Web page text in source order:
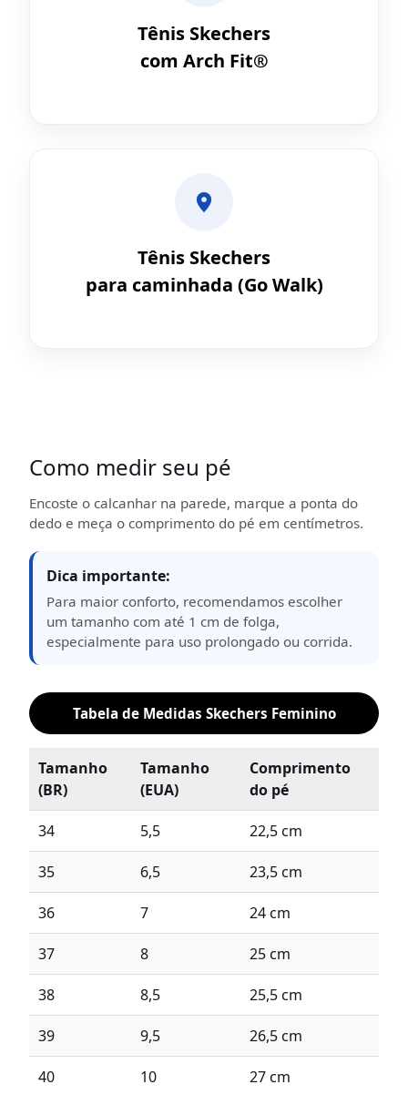
Tênis Skechers
com Arch Fit®
Tênis Skechers
para caminhada (Go Walk)
Como medir seu pé
Encoste o calcanhar na parede, marque a ponta do
dedo e meça o comprimento do pé em centímetros.
Dica importante:
Para maior conforto, recomendamos escolher
um tamanho com até 1 cm de folga,
especialmente para uso prolongado ou corrida.
Tabela de Medidas Skechers Feminino
Tamanho
(BR)
Tamanho
(EUA)
Comprimento
do pé
34 5,5 22,5 cm
35 6,5 23,5 cm
36 7 24 cm
37 8 25 cm
38 8,5 25,5 cm
39 9,5 26,5 cm
40 10 27 cm